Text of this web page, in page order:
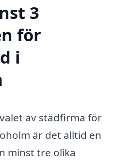
3
för
i
av städfirma för
är det alltid en
minst tre olika